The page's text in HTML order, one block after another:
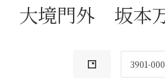
大境門外 坂本
3901-